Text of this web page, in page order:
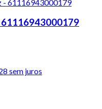
61116943000179
sem juros